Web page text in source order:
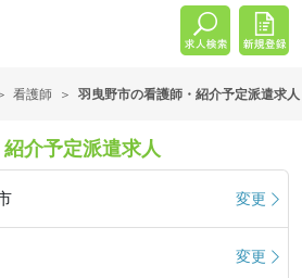
看護師 羽曳野市の看護師・紹介予定派遣求人
介予定派遣求人
変更
変更